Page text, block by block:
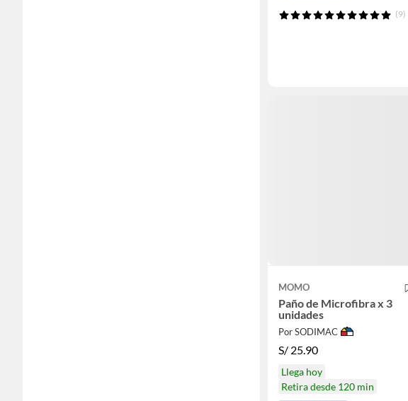
(9)
MOMO
Paño de Microfibra x 3
unidades
Por SODIMAC
S/ 25.90
Llega hoy
Retira desde 120 min